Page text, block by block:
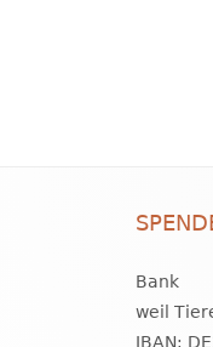
Bank
weil
IBAN: